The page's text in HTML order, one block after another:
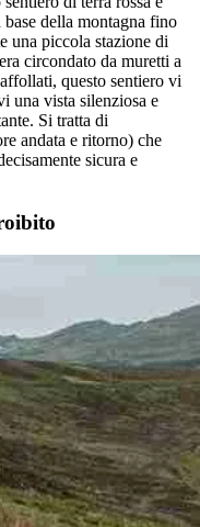
della montagna fino
una piccola stazione di
circondato da muretti a
questo sentiero vi
una vista silenziosa e
Si tratta di
andata e ritorno) che
sicura e